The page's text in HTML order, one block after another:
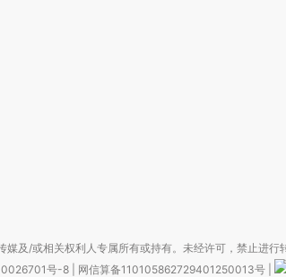
及/或相关权利人专属所有或持有。未经许可，禁止进行
号-8 网信算备110105862729401250013号